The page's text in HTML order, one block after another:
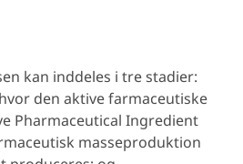
kan inddeles i tre stadier:
den aktive farmaceutiske
Pharmaceutical Ingredient
masseproduktion